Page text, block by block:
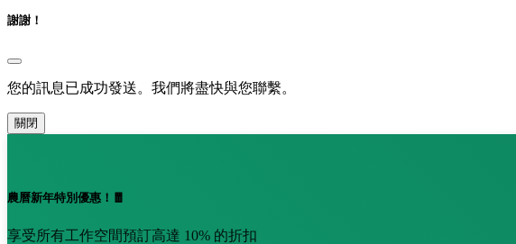
謝謝！
您的訊息已成功發送。我們將盡快與您聯繫。
關閉
農曆新年特別優惠！🧧
享受所有工作空間預訂高達 10% 的折扣